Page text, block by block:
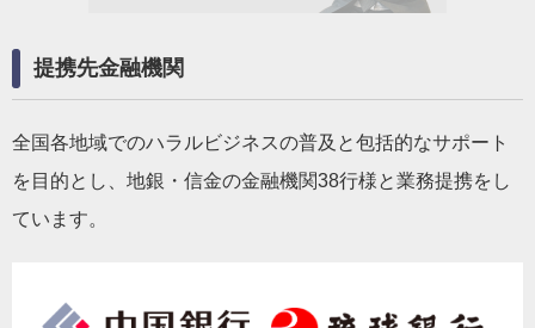
提携先金融機関
全国各地域でのハラルビジネスの普及と包括的なサポート
を目的とし、地銀・信金の金融機関38行様と業務提携をし
ています。